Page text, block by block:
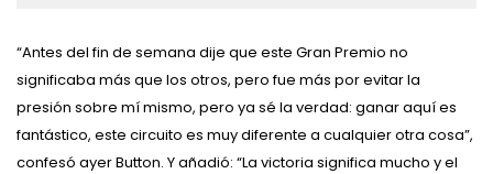
“Antes del fin de semana dije que este Gran Premio no
significaba más que los otros, pero fue más por evitar la
presión sobre mí mismo, pero ya sé la verdad: ganar aquí es
fantástico, este circuito es muy diferente a cualquier otra cosa”,
confesó ayer Button. Y añadió: “La victoria significa mucho y el